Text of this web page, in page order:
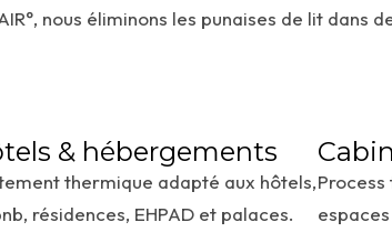
nous éliminons les punaises de lit
& hébergements
thermique adapté aux hôtels,
résidences, EHPAD et palaces.